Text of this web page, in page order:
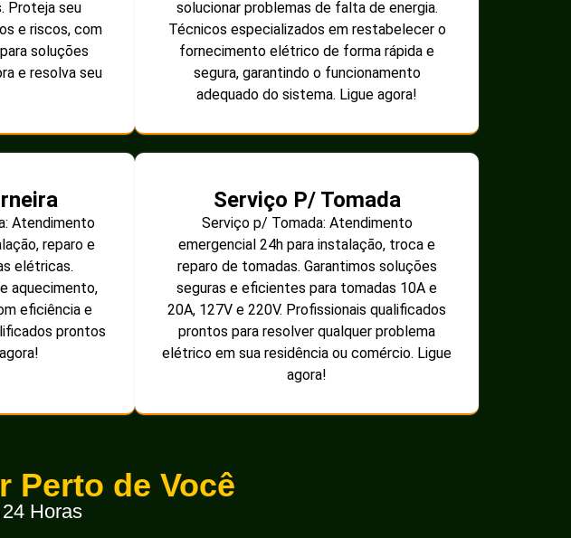
Proteja seu
e riscos, com
soluções
e resolva seu
solucionar problemas de falta de energia.
Técnicos especializados em restabelecer o
fornecimento elétrico de forma rápida e
segura, garantindo o funcionamento
adequado do sistema. Ligue agora!
Atendimento
reparo e
elétricas.
aquecimento,
eficiência e
prontos
Serviço P/ Tomada
Serviço p/ Tomada: Atendimento
emergencial 24h para instalação, troca e
reparo de tomadas. Garantimos soluções
seguras e eficientes para tomadas 10A e
20A, 127V e 220V. Profissionais qualificados
prontos para resolver qualquer problema
elétrico em sua residência ou comércio. Ligue
agora!
Perto de Você
Horas